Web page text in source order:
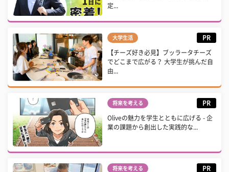
定...
大学生活 PR
【チーズ好き必見】ブッラータチーズ
でどこまで広がる？ 大学生が挑んだ自
由...
将来を考える PR
Oliveの魅力を学生とともに広げる - 企
業の課題から創出した実践的な...
将来を考える PR